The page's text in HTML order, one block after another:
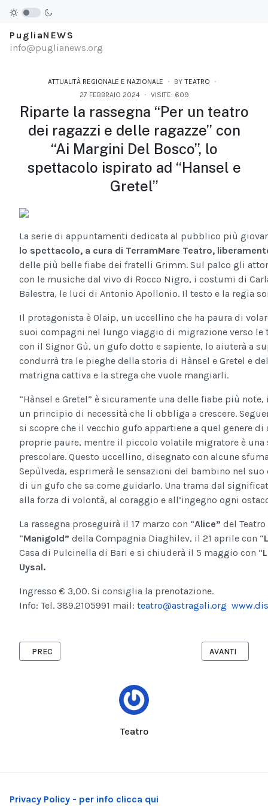
PugliaNEWS
info@puglianews.org
ATTUALITÀ REGIONALE E NAZIONALE BY TEATRO
27 FEBBRAIO 2024
VISITE: 609
Riparte la rassegna “Per un teatro
dei ragazzi e delle ragazze” con
“Ai Margini Del Bosco”, lo
spettacolo ispirato ad “Hansel e
Gretel”
Teatro
La serie di appuntamenti dedicata al pubblico più
lo spettacolo, a cura di TerramMare Teatro,
delle più belle fi­abe dei fratelli Grimm. Sul palco gli
con le musiche dal vivo di Rocco Nigro, i costumi di
Balestra, le luci di Antonio Apollonio. Il testo e la regia
Il protagonista è Olaip, un uccellino che ha paura di
suoi compagni nel lungo viaggio di migrazione verso le
con il Signor Gù, un gufo dotto e sapiente, lo aiuterà a
condurrà tra le pieghe della storia di Hànsel e Gretel e
matrigna cattiva e la strega che vuole mangiarli.
“Hànsel e Gretel” è sicuramente una delle ­fiabe più
un principio di necessità che li obbliga a crescere.
si scopre che il vecchio gufo appartiene a quel genere
proprie paure, mentre il piccolo volatile migratore è
prescolare. Questo uccellino, disegnato con alcune
Sepùlveda, esprimerà le sensazioni del bambino nel
di un gufo che sa come guidarlo. Una trama dal
alla forza di volontà, al coraggio e all’ingegno ogni
La rassegna proseguirà il 17 marzo con “Alice” del
“Manigold” della Compagnia Diaghilev, il 21 aprile con “
Casa di Pulcinella di Bari e si chiuderà il 5 maggio con “
Uysal.
Ingresso € 3,00. Si consiglia la prenotazione.
Info: Tel. 389.2105991 mail: teatro@astragali.org
ARTICOLO PRECEDENTE: CONVEGNO "PONTE EMPATICO TRA
PREC ARTICOLO
AVANTI
Privacy Policy - per info clicca qui